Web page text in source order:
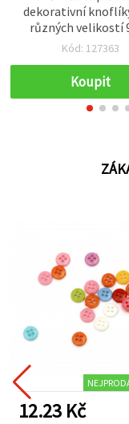
dekorativní
různých velikostí
mm, 150 g
Kód: 127363
Koupit
12.23 Kč